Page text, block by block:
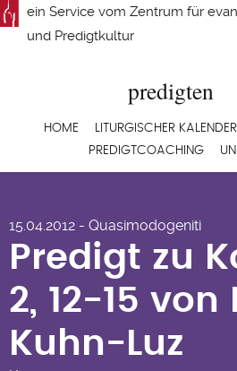
Direkt
zum
ein Service vom Zentrum für
und Predigtkultur
Hauptnavigation
HOME LITURGISCHER KALENDER
PREDIGTCOACHING
2, 12-15 von
Kuhn-Luz
15.04.2012 - Quasimodogeniti
Predigt zu
2, 12-15 von
Kuhn-Luz